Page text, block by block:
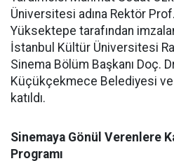
Üniversitesi adına Rektör
Yüksektepe tarafından
İstanbul Kültür Üniversitesi
Sinema Bölüm Başkanı Doç.
Küçükçekmece Belediyesi
katıldı.
Sinemaya Gönül Verenlere
Programı